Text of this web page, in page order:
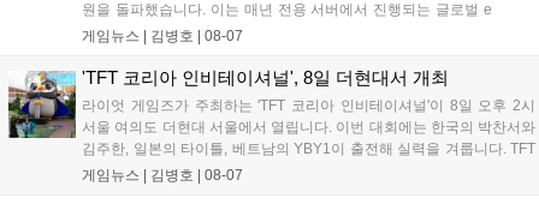
원을 돌파했습니다. 이는 매년 전용 서버에서 진행되는 글로벌 e
스포츠 대회 FWC의 영향이 큽니다. FWC는 이용자가 동일한 조
은 전년 대비 매출과 이용자 지표가 대폭 상승하는 성과를 냈습니
다. 오는 10월 필리핀 마닐라에서 총상금 11만 달러 규모의 제4회
FWC 그랜드 파이널이 개최될 예정이며, 위메이드커넥트는 이를
통해 커뮤니티 중심의 장기 성장 모델을 지속할 방침입니다....
게임뉴스 | 김병호 08-07
'TFT 코리아 인비테이셔널', 8일 더현대서 개최
라이엇 게임즈가 주최하는 'TFT 코리아 인비테이셔널'이 8일 오후 2시
서울 여의도 더현대 서울에서 열립니다. 이번 대회에는 한국의 박찬서와
김주한, 일본의 타이틀, 베트남의 YBY1이 출전해 실력을 겨룹니다. TFT
는 소속팀 없이 개인 자격으로 참가하는 독특한 대회 구조를 가지며, 누
게임뉴스 | 김병호 08-07